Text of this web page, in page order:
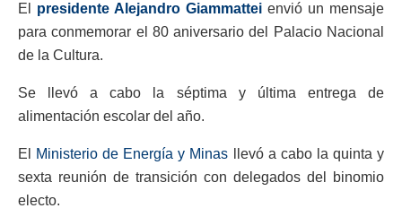
El presidente Alejandro Giammattei envió un mensaje
para conmemorar el 80 aniversario del Palacio Nacional
de la Cultura.
Se llevó a cabo la séptima y última entrega de
alimentación escolar del año.
El Ministerio de Energía y Minas llevó a cabo la quinta y
sexta reunión de transición con delegados del binomio
electo.